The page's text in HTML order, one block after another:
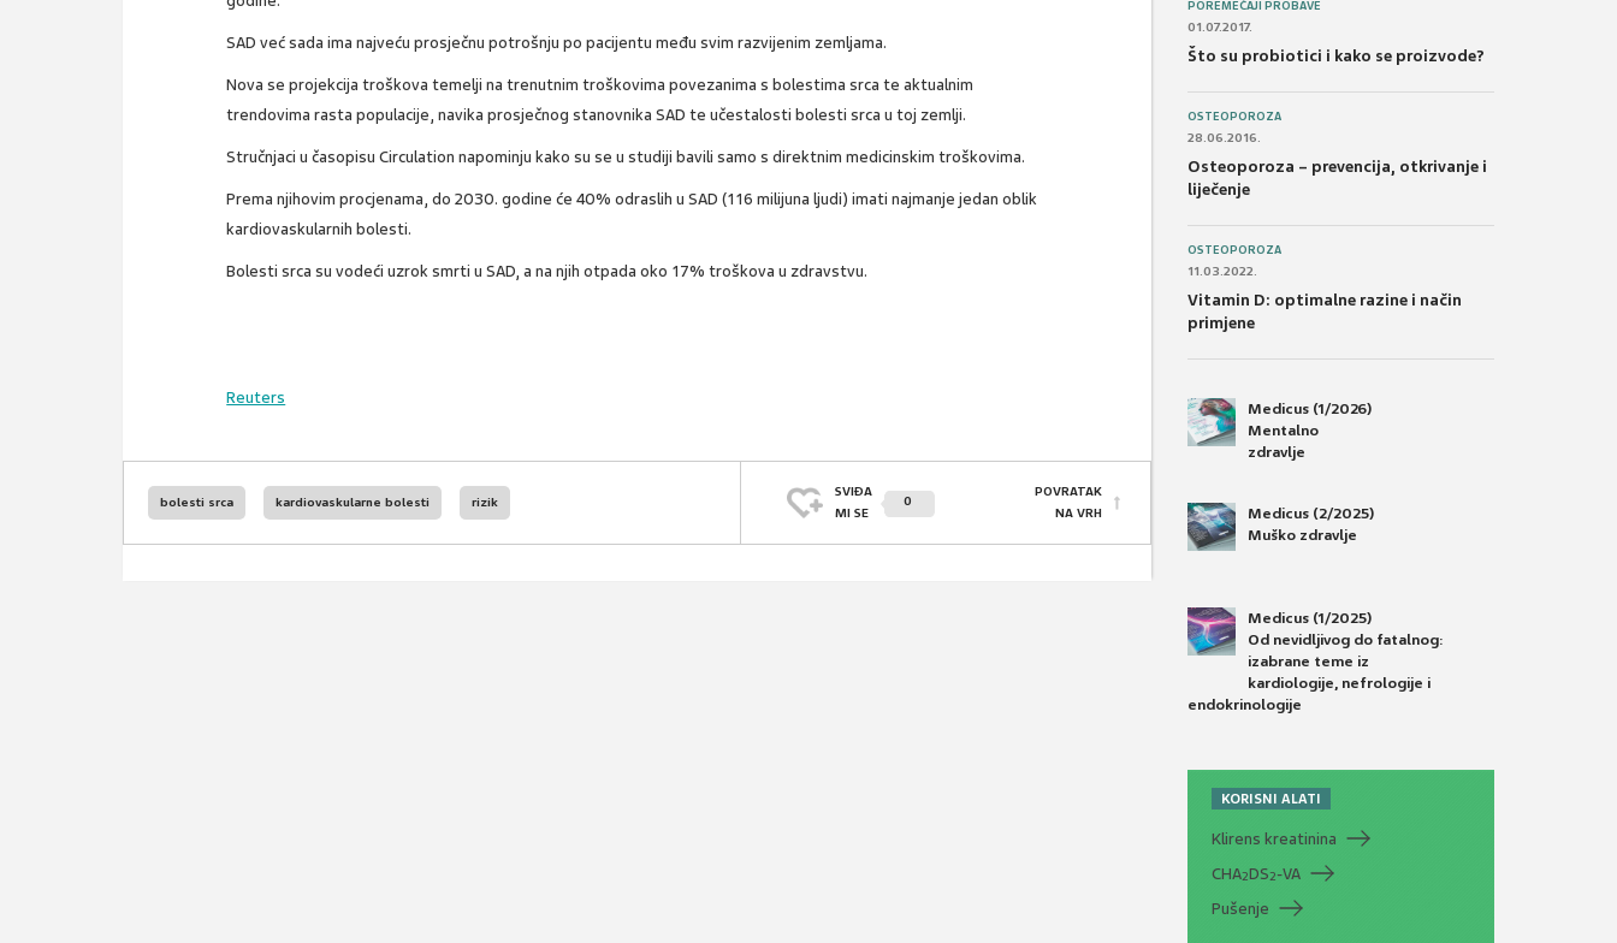
SAD već sada ima najveću prosječnu potrošnju po pacijentu među svim razvijenim zemljama.
Nova se projekcija troškova temelji na trenutnim troškovima povezanima s bolestima srca te aktualnim
trendovima rasta populacije, navika prosječnog stanovnika SAD te učestalosti bolesti srca u toj zemlji.
Stručnjaci u časopisu Circulation napominju kako su se u studiji bavili samo s direktnim medicinskim troškovima.
Prema njihovim procjenama, do 2030. godine će 40% odraslih u SAD (116 milijuna ljudi) imati najmanje jedan oblik
kardiovaskularnih bolesti.
Bolesti srca su vodeći uzrok smrti u SAD, a na njih otpada oko 17% troškova u zdravstvu.
Reuters
bolesti srca kardiovaskularne bolesti rizik
SVIĐA
MI SE
0
POVRATAK
NA VRH
POREMEĆAJI PROBAVE
01.07.2017.
Što su probiotici i kako se proizvode?
OSTEOPOROZA
28.06.2016.
Osteoporoza – prevencija, otkrivanje i
liječenje
OSTEOPOROZA
11.03.2022.
Vitamin D: optimalne razine i način
primjene
Medicus (1/2026)
Mentalno
zdravlje
Medicus (2/2025)
Muško zdravlje
Medicus (1/2025)
Od nevidljivog do fatalnog:
izabrane teme iz
kardiologije, nefrologije i
endokrinologije
KORISNI ALATI
Klirens kreatinina
CHA2DS2-VA
Pušenje